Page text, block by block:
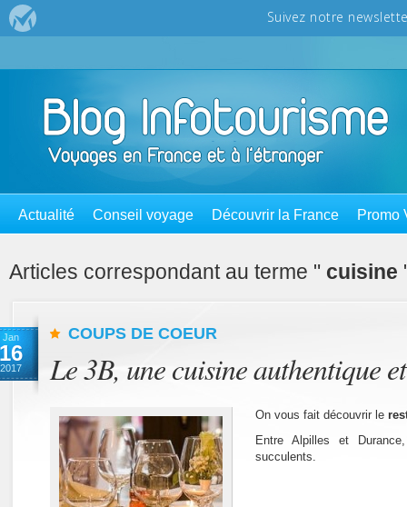
Actualité Conseil voyage Découvrir la France Promo
Articles correspondant au terme " cuisine
Jan
16
2017
COUPS DE COEUR
Le 3B, une cuisine authentique
On vous fait découvrir le
Entre Alpilles et
succulents.